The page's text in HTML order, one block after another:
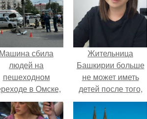
Машина сбила
людей на
пешеходном
в Омске,
пострадали 8
человек.
Жительница
Башкирии больше
не может иметь
детей после того,
как медики сделали
ей аборт на шестом